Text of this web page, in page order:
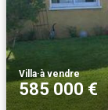
Villa·à vendre
585 000 €